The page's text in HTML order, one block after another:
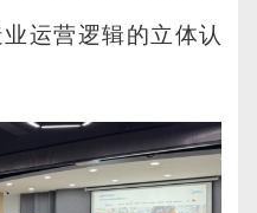
运营逻辑的立体认